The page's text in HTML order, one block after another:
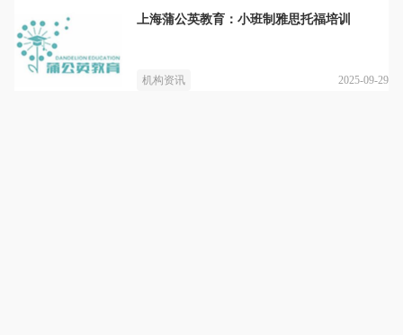
上海蒲公英教育：小班制雅思托福培训
机构资讯 2025-09-29